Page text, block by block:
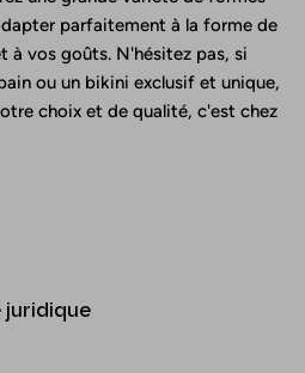
parfaitement à la forme de
à vos goûts. N'hésitez pas, si
ou un bikini exclusif et unique,
choix et de qualité, c'est chez
juridique